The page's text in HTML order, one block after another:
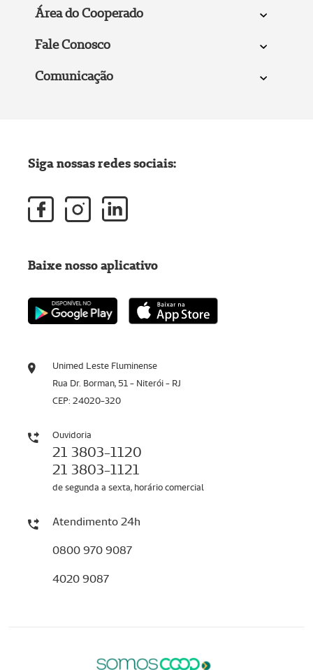
Área do Cooperado
Fale Conosco
Comunicação
Unimed Leste Fluminense
Rua Dr. Borman, 51 - Niterói - RJ
CEP: 24020-320
Ouvidoria
21 3803-1120
21 3803-1121
de segunda a sexta, horário comercial
Atendimento 24h
0800 970 9087
4020 9087
Siga nossas redes sociais:
Baixe nosso aplicativo